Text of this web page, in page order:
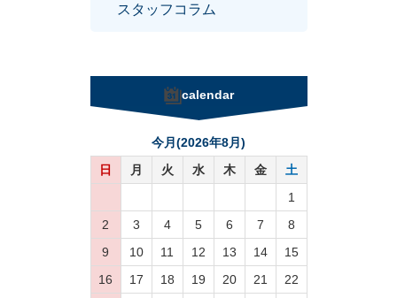
スタッフコラム
calendar
今月(2026年8月)
日
月 火 水 木 金
土
1
2
3 4 5 6 7
8
9
10 11 12 13 14
15
16
17 18 19 20 21
22